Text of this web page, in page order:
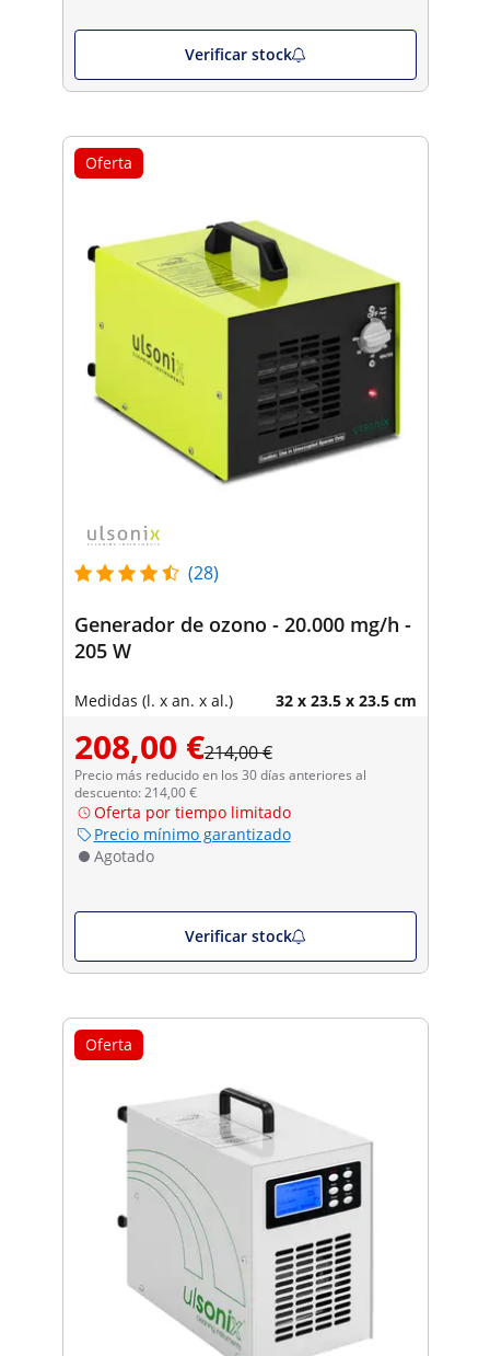
Verificar stock
Oferta
(28)
Generador de ozono - 20.000 mg/h -
205 W
Medidas (l. x an. x al.) 32 x 23.5 x 23.5 cm
208,00 €214,00 €
Precio más reducido en los 30 días anteriores al
descuento: 214,00 €
Oferta por tiempo limitado
Precio mínimo garantizado
Agotado
Verificar stock
Oferta